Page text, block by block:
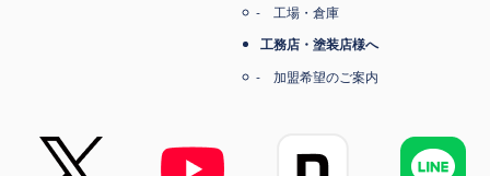
工場・倉庫
工務店・塗装店様へ
加盟希望のご案内